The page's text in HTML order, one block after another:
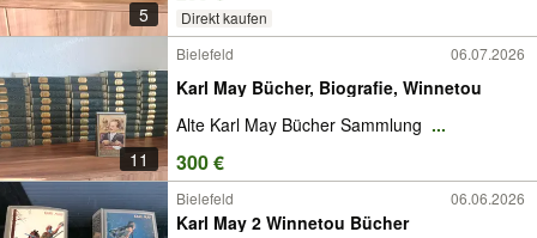
5 Direkt kaufen
11
Bielefeld 06.07.2026
Karl May Bücher, Biografie, Winnetou
Alte Karl May Bücher Sammlung ...
300 €
Bielefeld 06.06.2026
Karl May 2 Winnetou Bücher